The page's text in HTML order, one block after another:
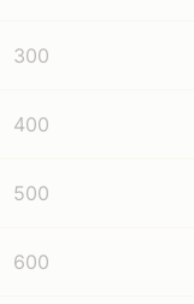
300
400
500
600